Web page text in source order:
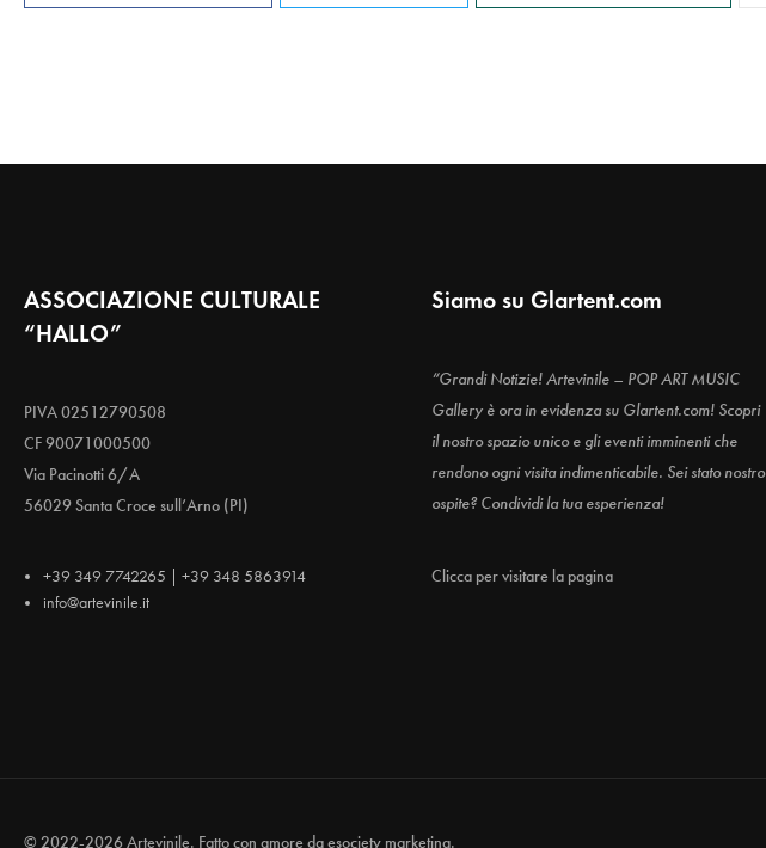
ASSOCIAZIONE CULTURALE
“HALLO”
PIVA 02512790508
CF 90071000500
Via Pacinotti 6/A
56029 Santa Croce sull’Arno (PI)
+39 349 7742265 | +39 348 5863914
info@artevinile.it
Siamo su Glartent.com
“Grandi Notizie! Artevinile – POP ART MUSIC
Gallery è ora in evidenza su Glartent.com! Scopri
il nostro spazio unico e gli eventi imminenti che
rendono ogni visita indimenticabile. Sei stato nostro
ospite? Condividi la tua esperienza!
Clicca per visitare la pagina
© 2022-2026 Artevinile. Fatto con amore daesociety marketing.